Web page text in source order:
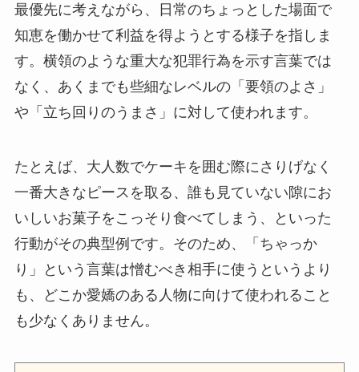
最優先に考えながら、日常のちょっとした場面で
知恵を働かせて利益を得ようとする様子を指しま
す。横領のような重大な犯罪行為を示す言葉では
なく、あくまでも些細なレベルの「要領のよさ」
や「立ち回りのうまさ」に対して使われます。
たとえば、大人数でケーキを囲む際にさりげなく
一番大きなピースを取る、誰も見ていない隙にお
いしいお菓子をこっそり食べてしまう、といった
行動がその典型例です。そのため、「ちゃっか
り」という言葉は憎むべき相手に使うというより
も、どこか愛嬌のある人物に向けて使われること
も少なくありません。